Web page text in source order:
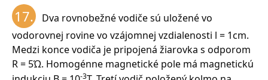
17.
Dva rovnobežné vodiče sú uložené vo
vodorovnej rovine vo vzájomnej vzdialenosti l = 1cm.
Medzi konce vodiča je pripojená žiarovka s odporom
R = 5Ώ. Homogénne magnetické pole má magnetickú
-3